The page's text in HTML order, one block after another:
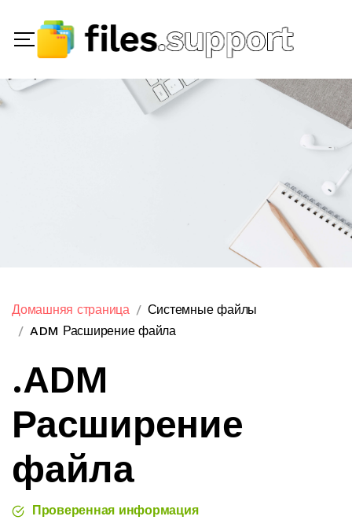
Домашняя страница
Системные файлы
ADM Расширение файла
.ADM
Расширение
файла
Проверенная информация